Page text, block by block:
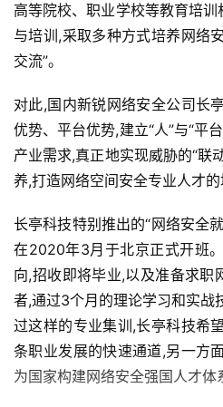
高等院校、职业学校等教育培
与培训,采取多种方式培养网络
交流”。
对此,国内新锐网络安全公司长
优势、平台优势,建立“人”与“平
产业需求,真正地实现威胁的“联
养,打造网络空间安全专业人才的
长亭科技特别推出的“网络安全
在2020年3月于北京正式开班
向,招收即将毕业,以及准备求职
者,通过3个月的理论学习和实战
过这样的专业集训,长亭科技希
条职业发展的快速通道,另一方
为国家构建网络安全强国人才体